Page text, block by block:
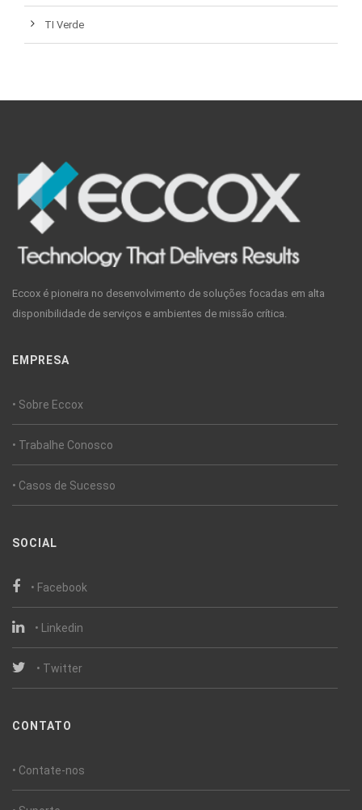
TI Verde
Eccox é pioneira no desenvolvimento de soluções focadas em alta
disponibilidade de serviços e ambientes de missão crítica.
EMPRESA
• Sobre Eccox
• Trabalhe Conosco
• Casos de Sucesso
SOCIAL
• Facebook
• Linkedin
• Twitter
CONTATO
• Contate-nos